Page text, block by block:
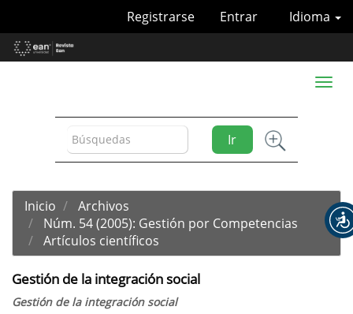
Contenido
principal
Idioma
Registrarse Entrar
Ir
Toggle
Inicio
Archivos
Núm. 54 (2005): Gestión por Competencias
Artículos científicos
Gestión de la integración social
Gestión de la integración social